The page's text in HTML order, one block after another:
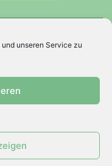
unseren Service zu
Rechte vorbehalten.